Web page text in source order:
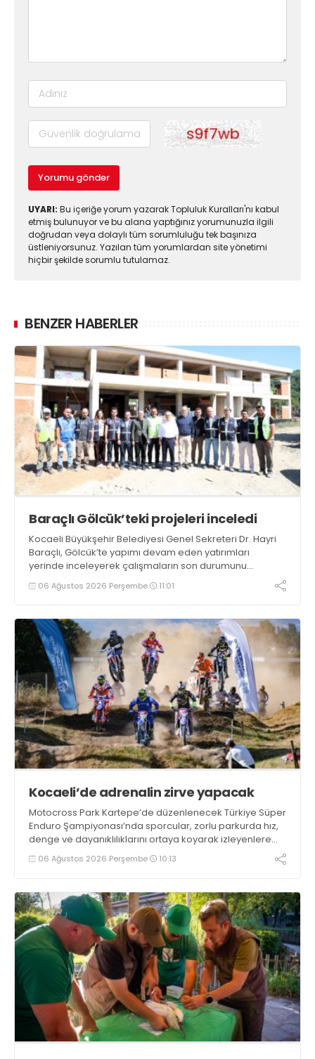
Yorumu gönder
UYARI: Bu içeriğe yorum yazarak Topluluk Kuralları'nı kabul
etmiş bulunuyor ve bu alana yaptığınız yorumunuzla ilgili
doğrudan veya dolaylı tüm sorumluluğu tek başınıza
üstleniyorsunuz. Yazılan tüm yorumlardan site yönetimi
hiçbir şekilde sorumlu tutulamaz.
BENZER HABERLER
Baraçlı Gölcük’teki projeleri inceledi
Kocaeli Büyükşehir Belediyesi Genel Sekreteri Dr. Hayri
Baraçlı, Gölcük’te yapımı devam eden yatırımları
yerinde inceleyerek çalışmaların son durumunu
değerlendirdi
06 Ağustos 2026 Perşembe 11:01
Kocaeli’de adrenalin zirve yapacak
Motocross Park Kartepe’de düzenlenecek Türkiye Süper
Enduro Şampiyonası’nda sporcular, zorlu parkurda hız,
denge ve dayanıklılıklarını ortaya koyarak izleyenlere
adrenalin dolu mücadeleler yaşatacak
06 Ağustos 2026 Perşembe 10:13